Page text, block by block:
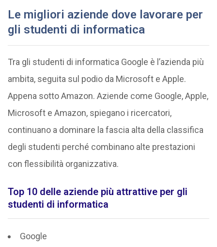
Le migliori aziende dove lavorare per
gli studenti di informatica
Tra gli studenti di informatica Google è l’azienda più
ambita, seguita sul podio da Microsoft e Apple.
Appena sotto Amazon. Aziende come Google, Apple,
Microsoft e Amazon, spiegano i ricercatori,
continuano a dominare la fascia alta della classifica
degli studenti perché combinano alte prestazioni
con flessibilità organizzativa.
Top 10 delle aziende più attrattive per gli
studenti di informatica
Google